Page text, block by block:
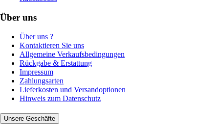
Über uns
Über uns ?
Kontaktieren Sie uns
Allgemeine Verkaufsbedingungen
Rückgabe & Erstattung
Impressum
Zahlungsarten
Lieferkosten und Versandoptionen
Hinweis zum Datenschutz
Unsere Geschäfte